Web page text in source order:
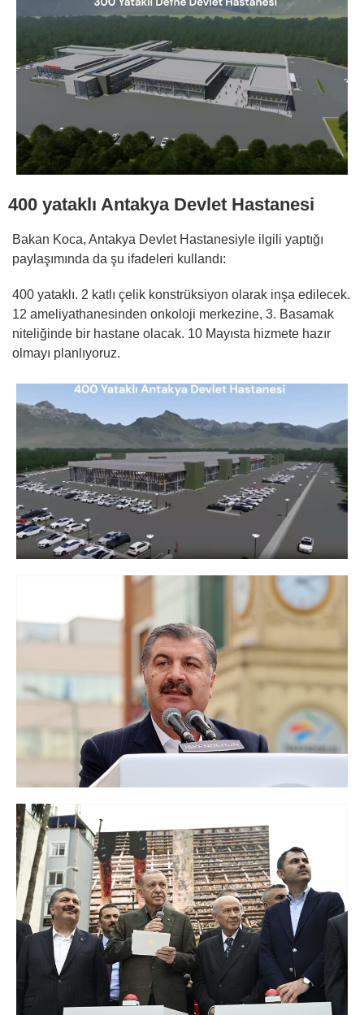
400 yataklı Antakya Devlet Hastanesi
Bakan Koca, Antakya Devlet Hastanesiyle ilgili yaptığı
paylaşımında da şu ifadeleri kullandı:
400 yataklı. 2 katlı çelik konstrüksiyon olarak inşa edilecek.
12 ameliyathanesinden onkoloji merkezine, 3. Basamak
niteliğinde bir hastane olacak. 10 Mayısta hizmete hazır
olmayı planlıyoruz.